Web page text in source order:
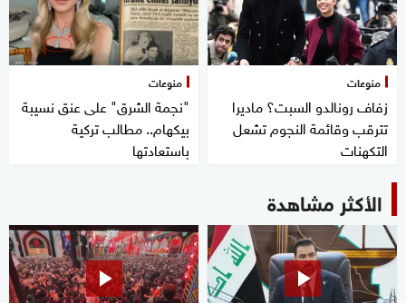
منوعات
زفاف رونالدو السبت؟ ماديرا
تترقب وقائمة النجوم تشعل
التكهنات
منوعات
"نجمة الشرق" على عنق نسيبة
بيكهام.. مطالب تركية
باستعادتها
الأكثر مشاهدة